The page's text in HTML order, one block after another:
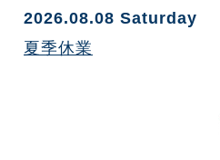
2026.08.08 Saturday
夏季休業